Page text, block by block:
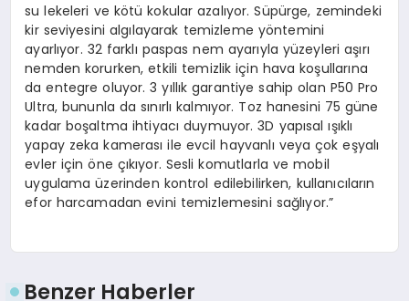
su lekeleri ve kötü kokular azalıyor. Süpürge, zemindeki
kir seviyesini algılayarak temizleme yöntemini
ayarlıyor. 32 farklı paspas nem ayarıyla yüzeyleri aşırı
nemden korurken, etkili temizlik için hava koşullarına
da entegre oluyor. 3 yıllık garantiye sahip olan P50 Pro
Ultra, bununla da sınırlı kalmıyor. Toz hanesini 75 güne
kadar boşaltma ihtiyacı duymuyor. 3D yapısal ışıklı
yapay zeka kamerası ile evcil hayvanlı veya çok eşyalı
evler için öne çıkıyor. Sesli komutlarla ve mobil
uygulama üzerinden kontrol edilebilirken, kullanıcıların
efor harcamadan evini temizlemesini sağlıyor.”
Benzer Haberler